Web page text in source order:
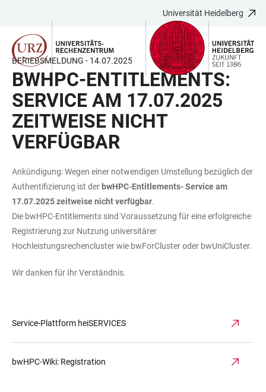
LINKS
ZUR
BARRIEREFREIHEIT
HAUPTINHALT
ÖFFNEN
ÖFFNEN
Universität Heidelberg
BERIEBSMELDUNG - 14.07.2025
BWHPC-ENTITLEMENTS:
SERVICE AM 17.07.2025
ZEITWEISE NICHT
VERFÜGBAR
Ankündigung: Wegen einer notwendigen Umstellung bezüglich der
Authentifizierung ist der bwHPC-Entitlements- Service am
17.07.2025 zeitweise nicht verfügbar.
Die bwHPC-Entitlements sind Voraussetzung für eine erfolgreiche
Registrierung zur Nutzung universitärer
Hochleistungsrechencluster wie bwForCluster oder bwUniCluster.
Wir danken für Ihr Verständnis.
Service-Plattform heiSERVICES
bwHPC-Wiki: Registration